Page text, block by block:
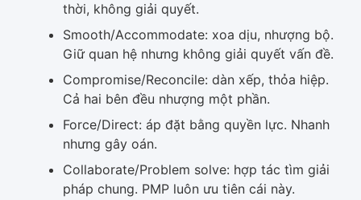
thời, không giải quyết.
Smooth/Accommodate: xoa dịu, nhượng bộ.
Giữ quan hệ nhưng không giải quyết vấn đề.
Compromise/Reconcile: dàn xếp, thỏa hiệp.
Cả hai bên đều nhượng một phần.
Force/Direct: áp đặt bằng quyền lực. Nhanh
nhưng gây oán.
Collaborate/Problem solve: hợp tác tìm giải
pháp chung. PMP luôn ưu tiên cái này.